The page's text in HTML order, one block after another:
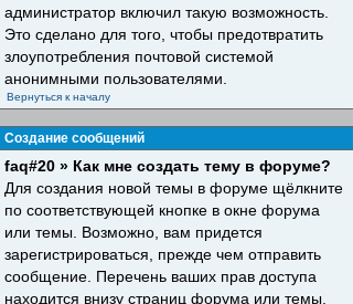
администратор включил такую возможность.
Это сделано для того, чтобы предотвратить
злоупотребления почтовой системой
анонимными пользователями.
Вернуться к началу
Создание сообщений
faq#20 » Как мне создать тему в форуме?
Для создания новой темы в форуме щёлкните
по соответствующей кнопке в окне форума
или темы. Возможно, вам придется
зарегистрироваться, прежде чем отправить
сообщение. Перечень ваших прав доступа
находится внизу страниц форума или темы.